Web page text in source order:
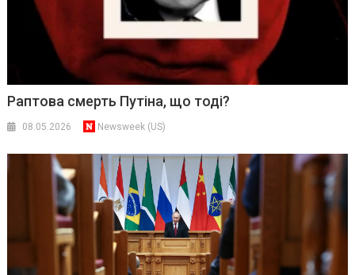
Раптова смерть Путіна, що тоді?
08.05.2026 Newsweek (US)